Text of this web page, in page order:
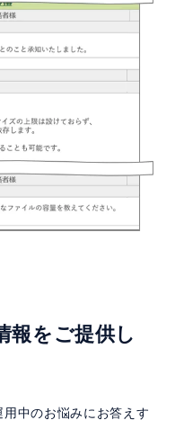
報をご提供し
中のお悩みにお答えす